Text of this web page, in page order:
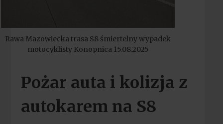
Rawa Mazowiecka trasa S8 śmiertelny wypadek
motocyklisty Konopnica 15.08.2025
Pożar auta i kolizja z
autokarem na S8